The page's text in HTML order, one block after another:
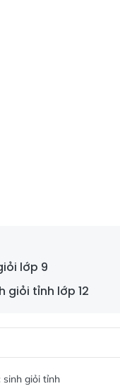
lớp 9
giỏi tỉnh lớp 12
sinh giỏi tỉnh